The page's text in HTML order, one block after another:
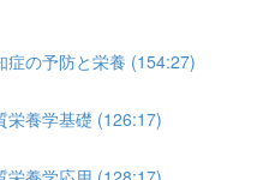
の予防と栄養 (154:27)
養学基礎 (126:17)